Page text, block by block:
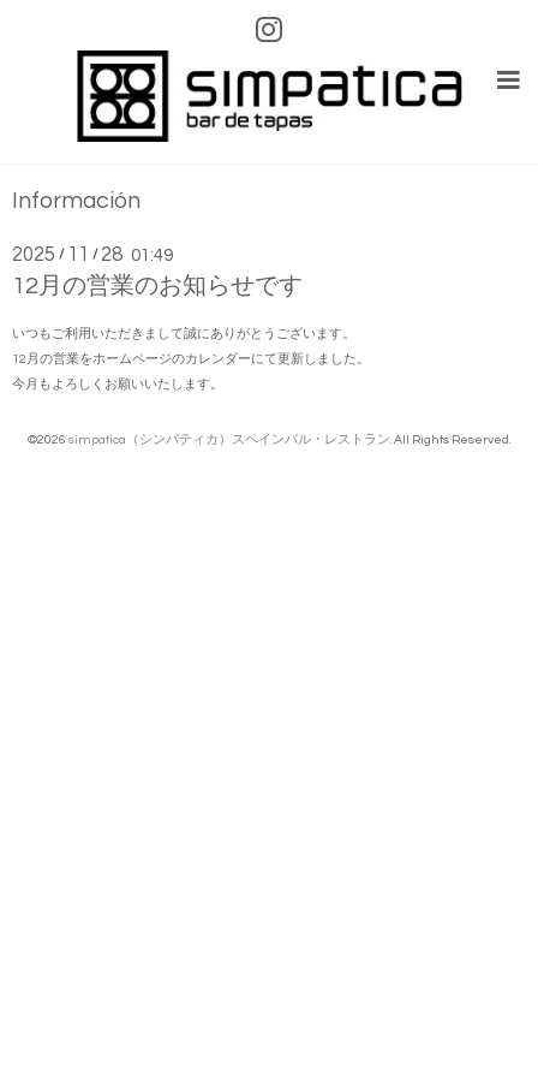
Información
2025 / 11 / 28 01:49
12月の営業のお知らせです
いつもご利用いただきまして誠にありがとうございます。
12月の営業をホームページのカレンダーにて更新しました。
今月もよろしくお願いいたします。
©2026 simpatica（シンパティカ）スペインバル・レストラン. All Rights Reserved.